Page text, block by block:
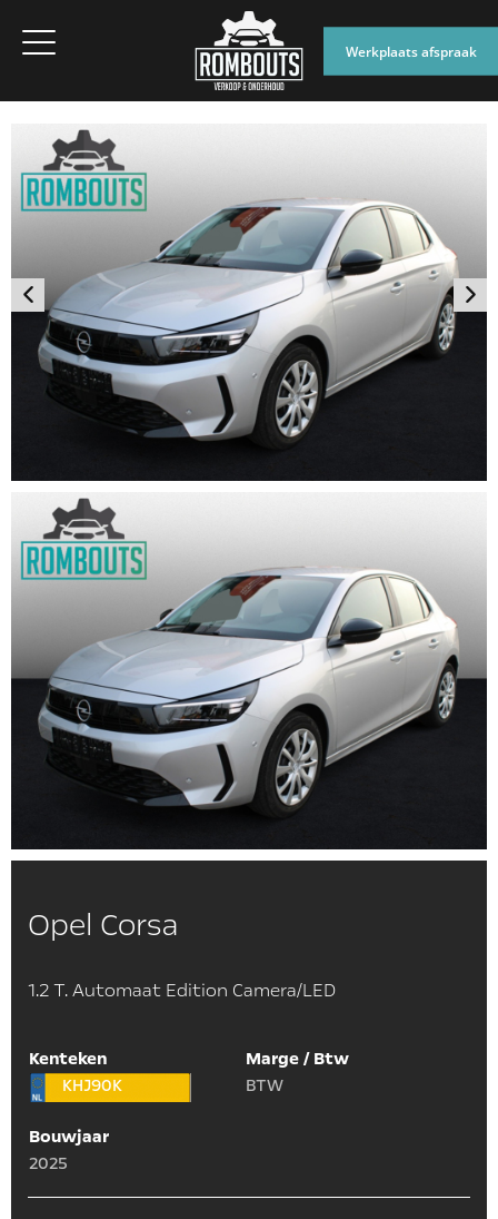
Werkplaats afspraak
Opel Corsa
1.2 T. Automaat Edition Camera/LED
Kenteken
KHJ90K
Marge / Btw
BTW
Bouwjaar
2025